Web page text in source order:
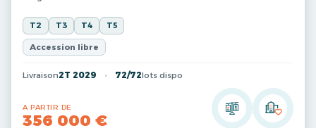
T2 T3 T4 T5
Accession libre
Livraison2T 2029 72/72lots dispo
A PARTIR DE
356 000 €